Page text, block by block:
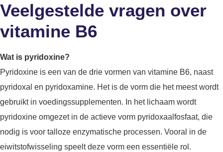
Veelgestelde vragen over
vitamine B6
Wat is pyridoxine?
Pyridoxine is een van de drie vormen van vitamine B6, naast
pyridoxal en pyridoxamine. Het is de vorm die het meest wordt
gebruikt in voedingssupplementen. In het lichaam wordt
pyridoxine omgezet in de actieve vorm pyridoxaalfosfaat, die
nodig is voor talloze enzymatische processen. Vooral in de
eiwitstofwisseling speelt deze vorm een essentiële rol.